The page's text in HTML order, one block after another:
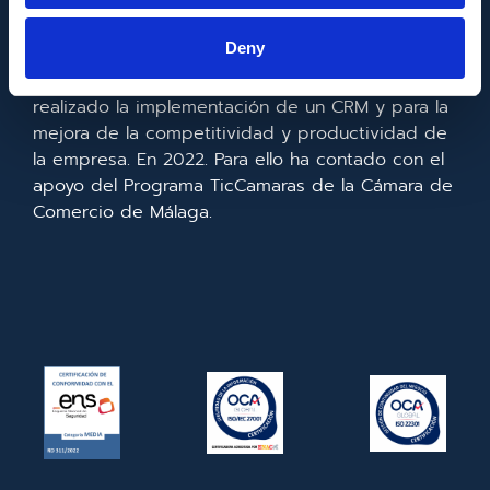
Deny
la información y de las comunicaciones y el
acceso a las mismas y gracias al que ha
realizado la implementación de un CRM y para la
mejora de la competitividad y productividad de
la empresa. En 2022. Para ello ha contado con el
apoyo del Programa TicCamaras de la Cámara de
Comercio de Málaga.